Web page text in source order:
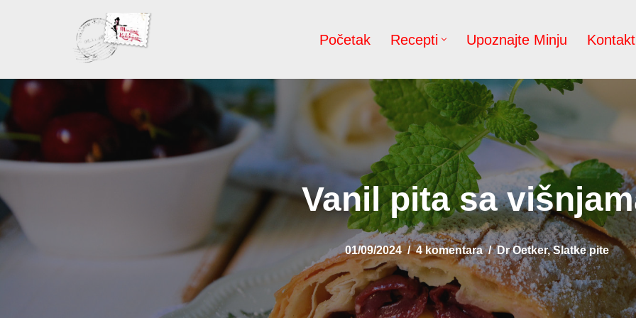
sadržaj
Početak Recepti Upoznajte Minju Kontakt
Vanil pita sa
01/09/2024 4 komentara Dr Oetker,Slatke pite